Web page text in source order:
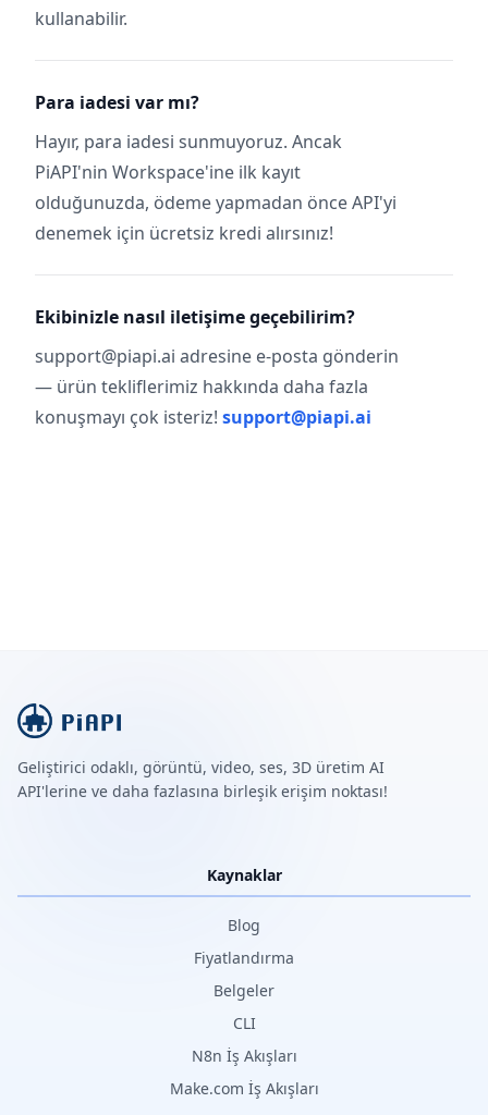
kullanabilir.
Para iadesi var mı?
Hayır, para iadesi sunmuyoruz. Ancak
PiAPI'nin Workspace'ine ilk kayıt
olduğunuzda, ödeme yapmadan önce API'yi
denemek için ücretsiz kredi alırsınız!
Ekibinizle nasıl iletişime geçebilirim?
support@piapi.ai adresine e-posta gönderin
— ürün tekliflerimiz hakkında daha fazla
konuşmayı çok isteriz! support@piapi.ai
Geliştirici odaklı, görüntü, video, ses, 3D üretim AI
API'lerine ve daha fazlasına birleşik erişim noktası!
Kaynaklar
Blog
Fiyatlandırma
Belgeler
CLI
N8n İş Akışları
Make.com İş Akışları